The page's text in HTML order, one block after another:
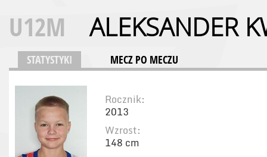
U12M ALEKSANDER
STATYSTYKI MECZ PO MECZU
Rocznik:
2013
Wzrost:
148 cm